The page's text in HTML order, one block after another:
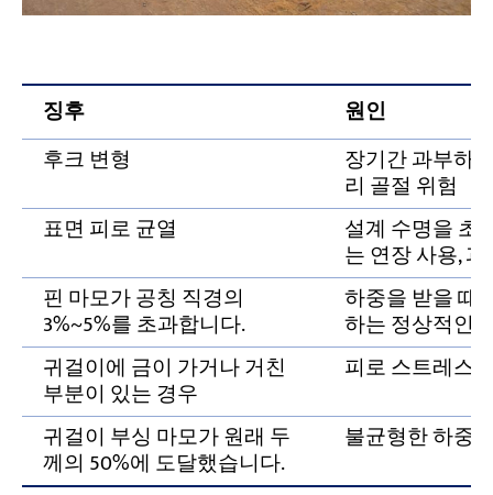
징후
원인
후크 변형
장기간 과부하;
리 골절 위험
표면 피로 균열
설계 수명을 초
는 연장 사용,
핀 마모가 공칭 직경의
3%~5%를 초과합니다.
하중을 받을 때
하는 정상적인
귀걸이에 금이 가거나 거친
부분이 있는 경우
피로 스트레스
귀걸이 부싱 마모가 원래 두
께의 50%에 도달했습니다.
불균형한 하중